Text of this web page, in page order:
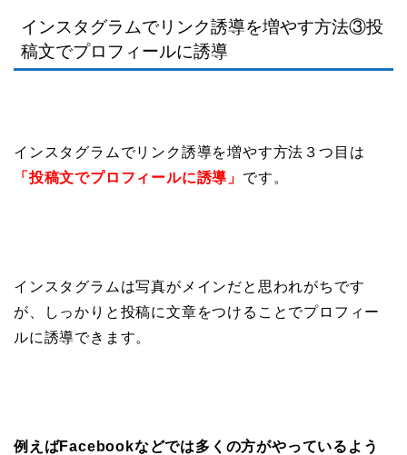
インスタグラムでリンク誘導を増やす方法③投
稿文でプロフィールに誘導
インスタグラムでリンク誘導を増やす方法３つ目は
「投稿文でプロフィールに誘導」 です。
インスタグラムは写真がメインだと思われがちです
が、しっかりと投稿に文章をつけることでプロフィー
ルに誘導できます。
例えばFacebookなどでは多くの方がやっているよう